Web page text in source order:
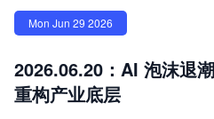
Mon Jun 29 2026
2026.06.20：AI 泡沫退
重构产业底层